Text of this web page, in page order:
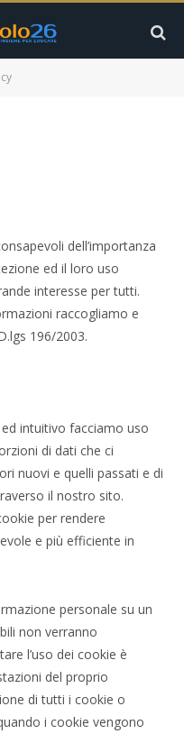
dell’importanza
ed il loro uso
interesse per tutti.
raccogliamo e
196/2003.
intuitivo facciamo uso
di dati che ci
nuovi e quelli passati e di
il nostro sito.
per rendere
e più efficiente in
personale su un
non verranno
l’uso dei cookie è
del proprio
di tutti i cookie o
i cookie vengono